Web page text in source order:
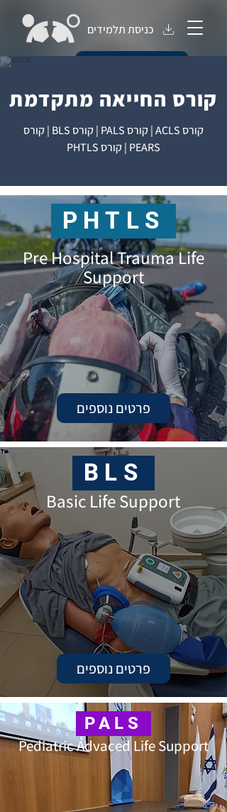
כניסת תלמידים
קורס החייאה מתקדמת
קורס ACLS | קורס PALS | קורס BLS | קורס
PEARS | קורס PHTLS
PHTLS
Pre Hospital Trauma Life
Support
פרטים נוספים
Basic Life Support
פרטים נוספים
Pediatric Advaced Life Support